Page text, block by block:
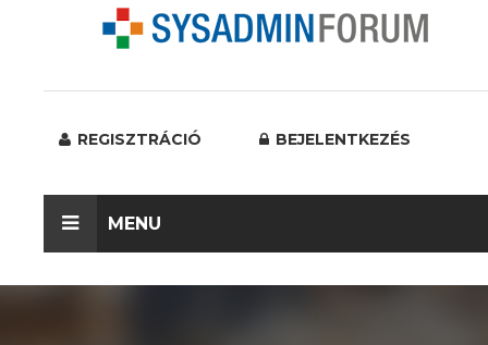
REGISZTRÁCIÓ BEJELENTKEZÉS
MENU